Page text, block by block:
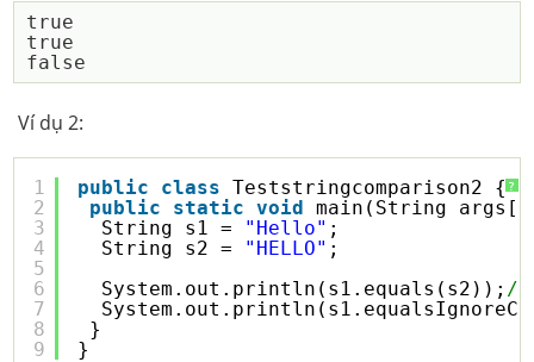
true
true
Ví dụ 2:
?
1
2
3
4
5
6
7
8
9
public class
Teststringcomparison2 {
public
static void
main(String
String s1 = "Hello" ;
String s2 = "HELLO" ;
System.out.println(s1.equals(s2)); //
}
}